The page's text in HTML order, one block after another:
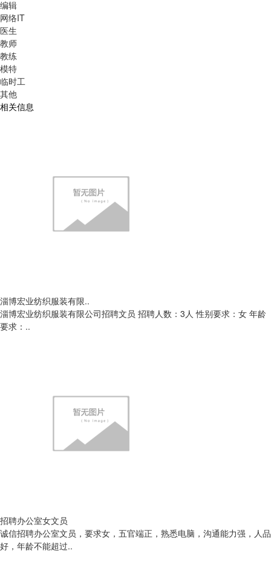
编辑
网络IT
医生
教师
教练
模特
临时工
其他
相关信息
淄博宏业纺织服装有限..
淄博宏业纺织服装有限公司招聘文员 招聘人数：3人 性别要求：女 年龄
要求：..
招聘办公室女文员
诚信招聘办公室文员，要求女，五官端正，熟悉电脑，沟通能力强，人品
好，年龄不能超过..